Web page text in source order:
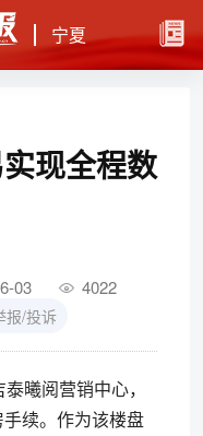
宁夏
现全程数
03 4022
报/投诉
曦阅营销中心，
续。作为该楼盘